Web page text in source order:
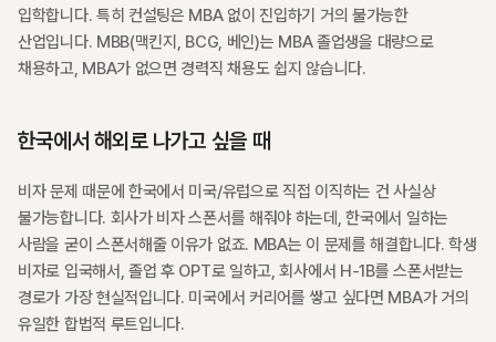
입학합니다. 특히 컨설팅은 MBA 없이 진입하기 거의 불가능한
산업입니다. MBB(맥킨지, BCG, 베인)는 MBA 졸업생을 대량으로
채용하고, MBA가 없으면 경력직 채용도 쉽지 않습니다.
한국에서 해외로 나가고 싶을 때
비자 문제 때문에 한국에서 미국/유럽으로 직접 이직하는 건 사실상
불가능합니다. 회사가 비자 스폰서를 해줘야 하는데, 한국에서 일하는
사람을 굳이 스폰서해줄 이유가 없죠. MBA는 이 문제를 해결합니다. 학생
비자로 입국해서, 졸업 후 OPT로 일하고, 회사에서 H-1B를 스폰서받는
경로가 가장 현실적입니다. 미국에서 커리어를 쌓고 싶다면 MBA가 거의
유일한 합법적 루트입니다.